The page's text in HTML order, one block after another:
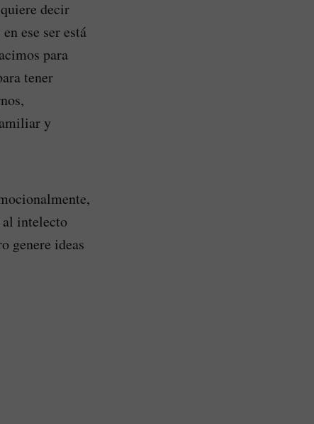
decir
ese ser está
para
tener
y
al intelecto
genere ideas